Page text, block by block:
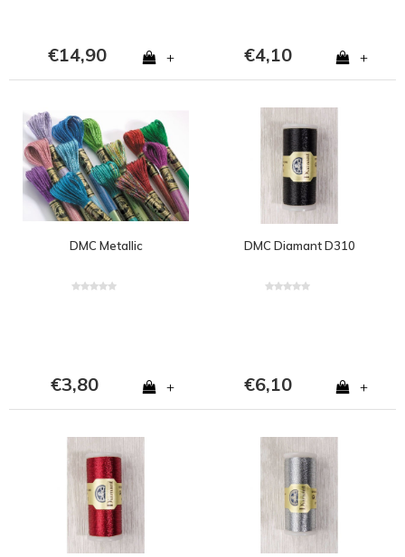
€14,90 + €4,10 +
DMC Metallic
€3,80 +
DMC Diamant D310
€6,10 +